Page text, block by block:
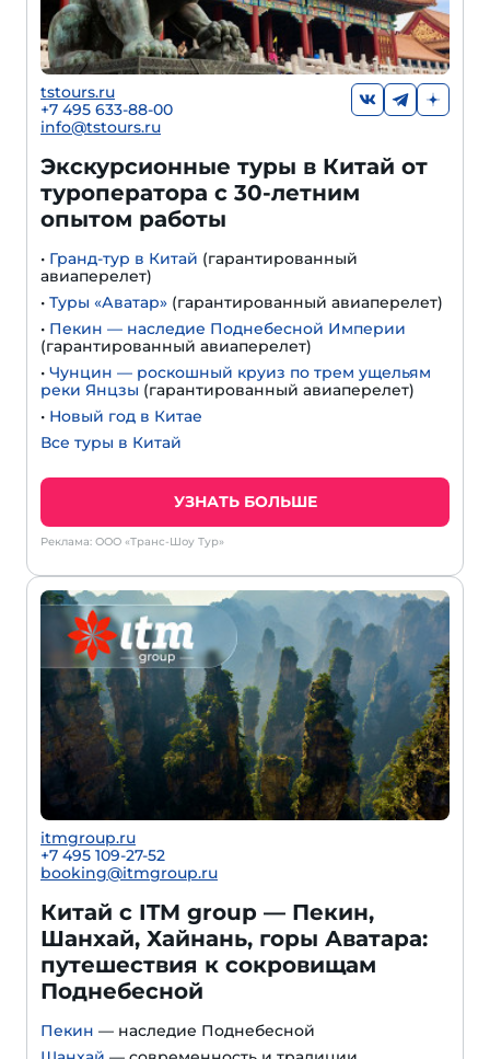
tstours.ru
+7 495 633-88-00
info@tstours.ru
Экскурсионные туры в Китай от
туроператора с 30-летним
опытом работы
• Гранд-тур в Китай (гарантированный
авиаперелет)
• Туры «Аватар» (гарантированный авиаперелет)
• Пекин — наследие Поднебесной Империи
(гарантированный авиаперелет)
• Чунцин — роскошный круиз по трем ущельям
реки Янцзы (гарантированный авиаперелет)
• Новый год в Китае
Все туры в Китай
УЗНАТЬ БОЛЬШЕ
Реклама: ООО «Транс-Шоу Тур»
itmgroup.ru
+7 495 109-27-52
booking@itmgroup.ru
Китай с ITM group — Пекин,
Шанхай, Хайнань, горы Аватара:
путешествия к сокровищам
Поднебесной
Пекин — наследие Поднебесной